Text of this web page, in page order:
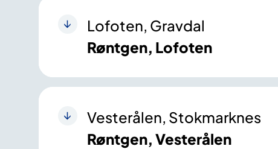
Lofoten, Gravdal
Røntgen, Lofoten
Vesterålen, Stokmarknes
Røntgen, Vesterålen